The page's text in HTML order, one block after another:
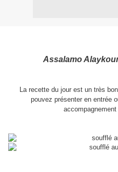
Assalamo
La recette du jour est un très
pouvez présenter en entrée